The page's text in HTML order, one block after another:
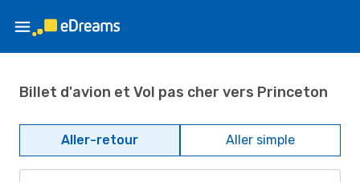
Billet d'avion et Vol pas cher vers Princeton
Aller-retour Aller simple